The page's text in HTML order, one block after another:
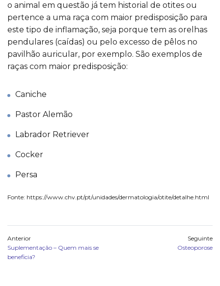
o animal em questão já tem historial de otites ou
pertence a uma raça com maior predisposição para
este tipo de inflamação, seja porque tem as orelhas
pendulares (caídas) ou pelo excesso de pêlos no
pavilhão auricular, por exemplo. São exemplos de
raças com maior predisposição:
Caniche
Pastor Alemão
Labrador Retriever
Cocker
Persa
Fonte: https://www.chv.pt/pt/unidades/dermatologia/otite/detalhe.html
Anterior
Suplementação – Quem mais se
beneficia?
Seguinte
Osteoporose